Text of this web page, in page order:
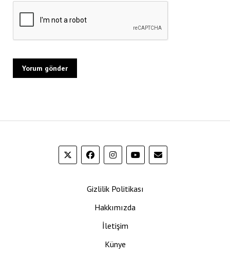
Gizlilik Politikası
Hakkımızda
İletişim
Künye